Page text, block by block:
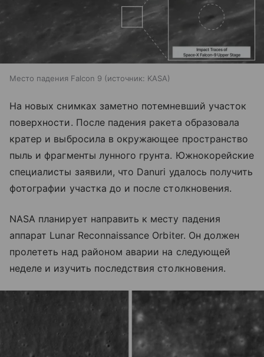
Место падения Falcon 9 источник: KASA
На новых снимках заметно потемневший участок
поверхности. После падения ракета образовала
кратер и выбросила в окружающее пространство
пыль и фрагменты лунного грунта. Южнокорейские
специалисты заявили, что Danuri удалось получить
фотографии участка до и после столкновения.
NASA планирует направить к месту падения
аппарат Lunar Reconnaissance Orbiter. Он должен
пролететь над районом аварии на следующей
неделе и изучить последствия столкновения.